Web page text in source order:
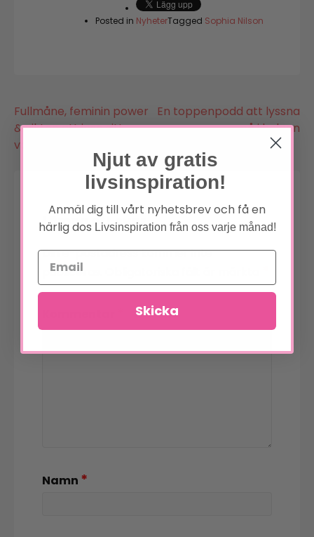
Posted in NyheterTagged Sophia Nilson
Inläggsnavigering
Fullmåne, feminin power
& vikten att inse sitt
värde
En toppenpodd att lyssna
på i helgen
Lämna ett svar
Din e-postadress kommer inte
publiceras.
Namn *
Njut av gratis
livsinspiration!
Anmäl dig till vårt nyhetsbrev och få en
härlig dos Livsinspiration från oss varje månad!
Skicka